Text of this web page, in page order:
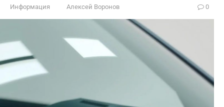
Информация Алексей Воронов 0